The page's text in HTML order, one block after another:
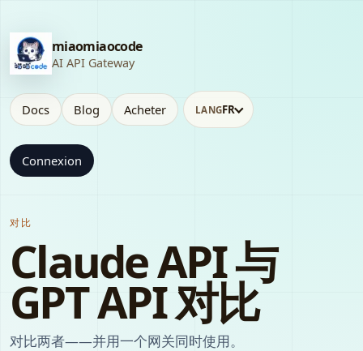
miaomiaocode
AI API Gateway
Docs Blog Acheter LANGFR
Connexion
对比
Claude API 与
GPT API 对比
对比两者——并用一个网关同时使用。